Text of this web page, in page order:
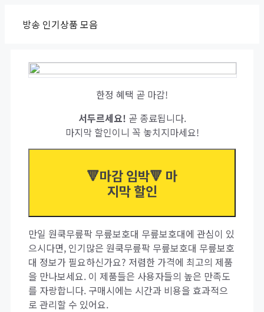
방송 인기상품 모음
한정 혜택 곧 마감!
서두르세요! 곧 종료됩니다.
마지막 할인이니 꼭 놓치지마세요!
🔻마감 임박🔻 마
지막 할인
만일 원쿡무릎팍 무릎보호대 무릎보호대에 관심이 있
으시다면, 인기많은 원쿡무릎팍 무릎보호대 무릎보호
대 정보가 필요하신가요? 저렴한 가격에 최고의 제품
을 만나보세요. 이 제품들은 사용자들의 높은 만족도
를 자랑합니다. 구매시에는 시간과 비용을 효과적으
로 관리할 수 있어요.